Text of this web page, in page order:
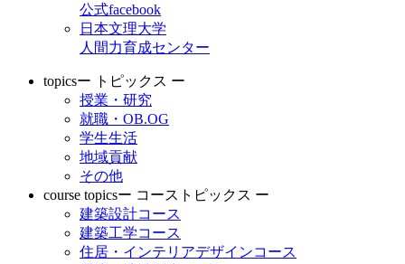
公式facebook
日本文理大学
人間力育成センター
topicsー トピックス ー
授業・研究
就職・OB.OG
学生生活
地域貢献
その他
course topicsー コーストピックス ー
建築設計コース
建築工学コース
住居・インテリアデザインコース